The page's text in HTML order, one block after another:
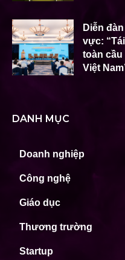
Diễn
vực:
toàn
Việt
DANH MỤC
Doanh nghiệp
Công nghệ
Giáo dục
Thương trường
Startup